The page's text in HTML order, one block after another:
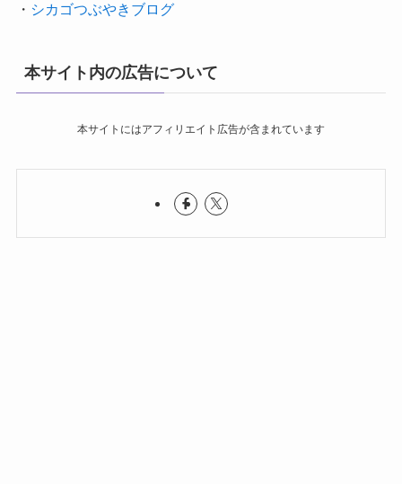
・ シカゴつぶやきブログ
本サイト内の広告について
本サイトにはアフィリエイト広告が含まれています